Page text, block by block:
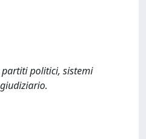
politici, sistemi